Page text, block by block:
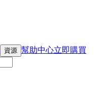
資源 幫助中心立即購買